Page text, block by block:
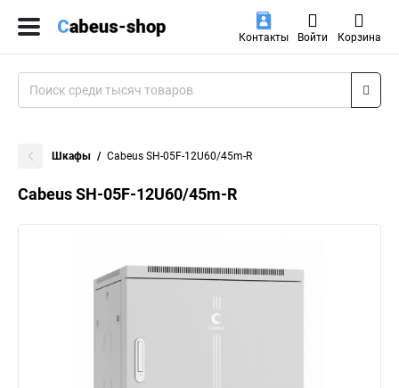
Контакты Войти Корзина
Шкафы Cabeus SH-05F-12U60/45m-R
Cabeus SH-05F-12U60/45m-R